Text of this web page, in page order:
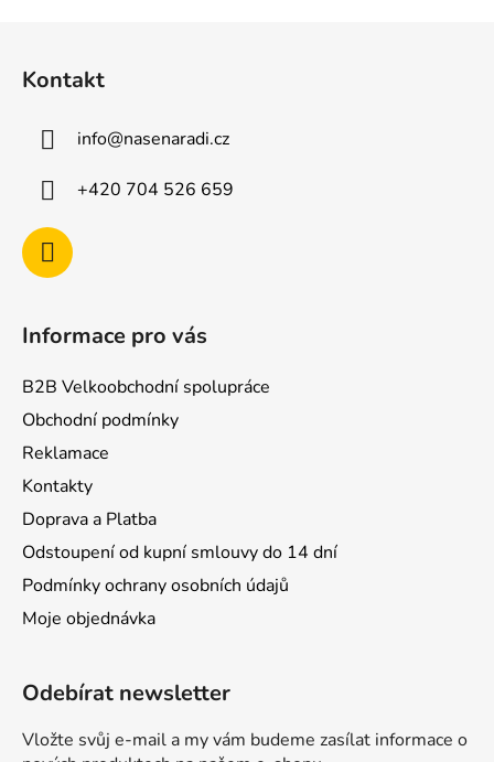
Kontakt
info@nasenaradi.cz
+420 704 526 659
Informace pro vás
B2B Velkoobchodní spolupráce
Obchodní podmínky
Reklamace
Kontakty
Doprava a Platba
Odstoupení od kupní smlouvy do 14 dní
Podmínky ochrany osobních údajů
Moje objednávka
Odebírat newsletter
Vložte svůj e-mail a my vám budeme zasílat informace o